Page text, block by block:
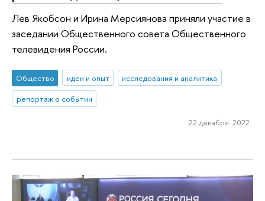
Лев Якобсон и Ирина Мерсиянова приняли участие в
заседании Общественного совета Общественного
телевидения России.
Общество идеи и опыт
исследования и аналитика
репортаж о событии
22 декабря 2022